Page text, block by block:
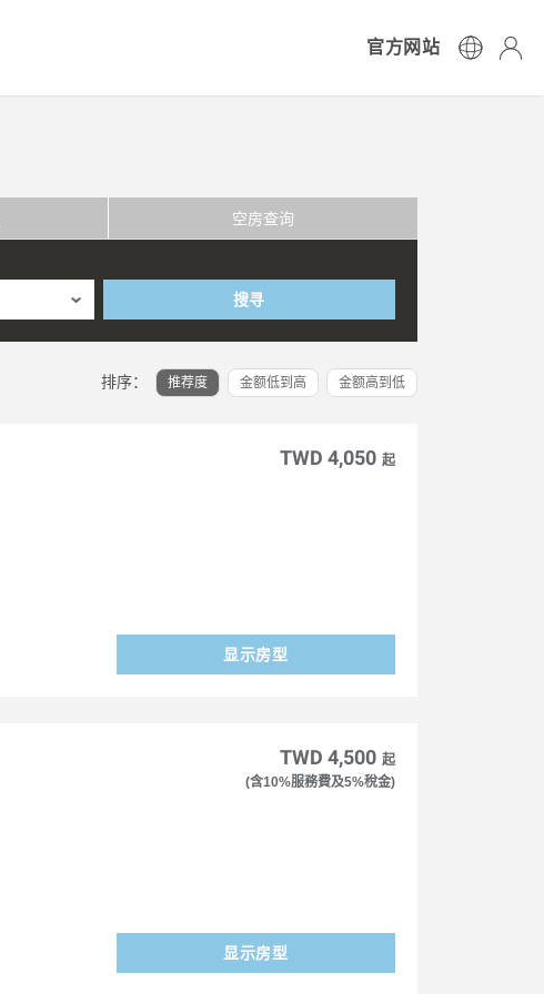
官方网站
空房查询
搜寻
排序： 推荐度 金额低到高 金额高到低
TWD 4,050 起
显示房型
TWD 4,500 起
(含10%服務費及5%稅金)
显示房型